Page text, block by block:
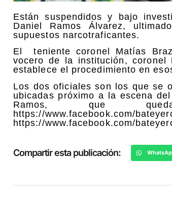
Están suspendidos y bajo
Daniel Ramos Álvarez,
supuestos narcotraficantes.
El teniente coronel Matías
vocero de la institución,
establece el procedimiento en
Los dos oficiales son los que se
ubicadas próximo a la escena
Ramos, que
https://www.facebook.com/
https://www.facebook.com/
Compartir esta publicación: